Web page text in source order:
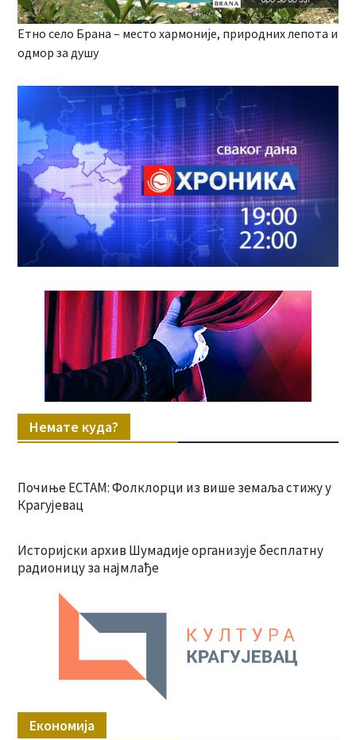
Етно село Брана – место хармоније, природних лепота и
одмор за душу
Немате куда?
Почиње ЕСТАМ: Фолклорци из више земаља стижу у
Крагујевац
Историјски архив Шумадије организује бесплатну
радионицу за најмлађе
Економија